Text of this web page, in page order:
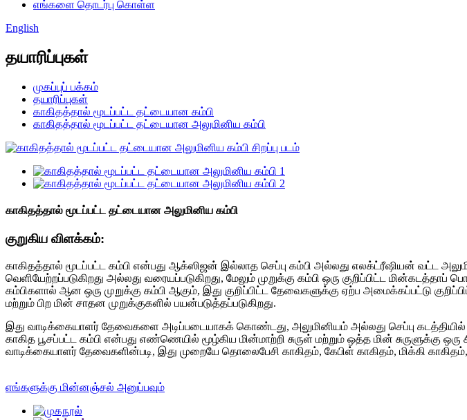
எங்களை தொடர்பு கொள்ள
English
தயாரிப்புகள்
முகப்புப் பக்கம்
தயாரிப்புகள்
காகிதத்தால் மூடப்பட்ட தட்டையான கம்பி
காகிதத்தால் மூடப்பட்ட தட்டையான அலுமினிய கம்பி
காகிதத்தால் மூடப்பட்ட தட்டையான அலுமினிய கம்பி
குறுகிய விளக்கம்:
காகிதத்தால் மூடப்பட்ட கம்பி என்பது ஆக்ஸிஜன் இல்லாத செப்பு கம்பி அல்லது எலக்ட்ரீஷியன் வட்ட
வெளியேற்றப்படுகிறது அல்லது வரையப்படுகிறது, மேலும் முறுக்கு கம்பி ஒரு குறிப்பிட்ட மின்கடத்தாப்
கம்பிகளால் ஆன ஒரு முறுக்கு கம்பி ஆகும், இது குறிப்பிட்ட தேவைகளுக்கு ஏற்ப அமைக்கப்பட்டு
மற்றும் பிற மின் சாதன முறுக்குகளில் பயன்படுத்தப்படுகிறது.
இது வாடிக்கையாளர் தேவைகளை அடிப்படையாகக் கொண்டது, அலுமினியம் அல்லது செப்பு கடத்தியில்
காகித பூசப்பட்ட கம்பி என்பது எண்ணெயில் மூழ்கிய மின்மாற்றி சுருள் மற்றும் ஒத்த மின் சுருளுக்கு ஒரு
வாடிக்கையாளர் தேவைகளின்படி, இது முறையே தொலைபேசி காகிதம், கேபிள் காகிதம், மிக்கி
எங்களுக்கு மின்னஞ்சல் அனுப்பவும்